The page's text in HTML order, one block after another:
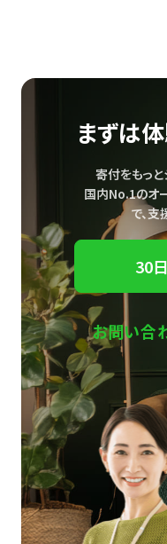
まずは
寄付をもっと
国内No.1のオ
で、支
30
お問い合